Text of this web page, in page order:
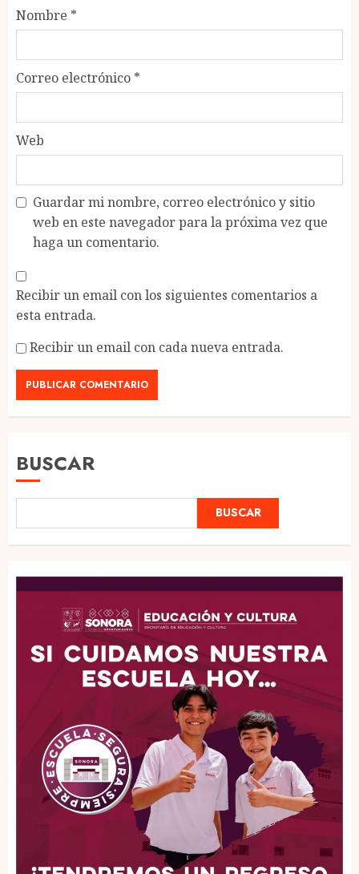
Nombre *
Correo electrónico *
Web
Guardar mi nombre, correo electrónico y sitio
web en este navegador para la próxima vez que
haga un comentario.
Recibir un email con los siguientes comentarios a
esta entrada.
Recibir un email con cada nueva entrada.
BUSCAR
BUSCAR